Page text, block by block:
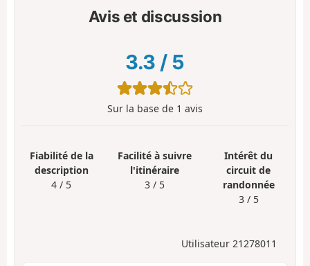
Avis et discussion
3.3 / 5
Sur la base de 1 avis
Fiabilité de la
description
4 / 5
Facilité à suivre
l'itinéraire
3 / 5
Intérêt du
circuit de
randonnée
3 / 5
Utilisateur 21278011